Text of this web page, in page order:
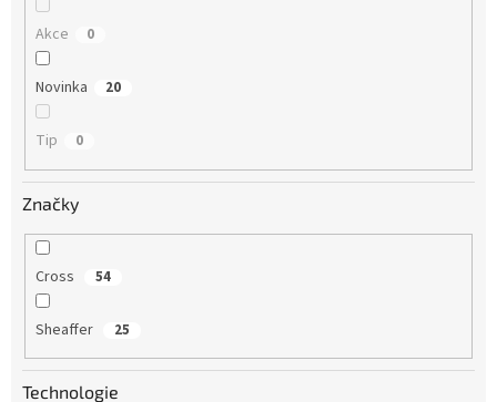
Akce 0
Novinka 20
Tip 0
Značky
Cross 54
Sheaffer 25
Technologie